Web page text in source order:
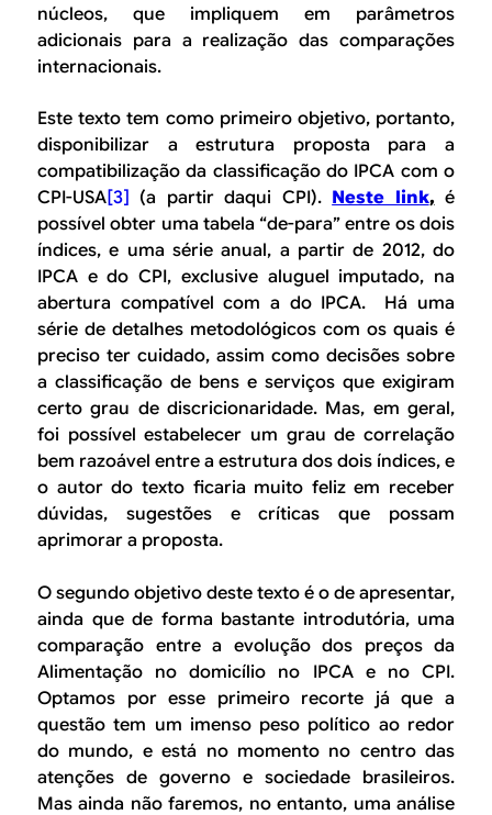
núcleos, que impliquem em parâmetros
adicionais para a realização das comparações
internacionais.
Este texto tem como primeiro objetivo, portanto,
disponibilizar a estrutura proposta para a
compatibilização da classificação do IPCA com o
CPI-USA[3] (a partir daqui CPI). Neste link, é
possível obter uma tabela “de-para” entre os dois
índices, e uma série anual, a partir de 2012, do
IPCA e do CPI, exclusive aluguel imputado, na
abertura compatível com a do IPCA. Há uma
série de detalhes metodológicos com os quais é
preciso ter cuidado, assim como decisões sobre
a classificação de bens e serviços que exigiram
certo grau de discricionaridade. Mas, em geral,
foi possível estabelecer um grau de correlação
bem razoável entre a estrutura dos dois índices, e
o autor do texto ficaria muito feliz em receber
dúvidas, sugestões e críticas que possam
aprimorar a proposta.
O segundo objetivo deste texto é o de apresentar,
ainda que de forma bastante introdutória, uma
comparação entre a evolução dos preços da
Alimentação no domicílio no IPCA e no CPI.
Optamos por esse primeiro recorte já que a
questão tem um imenso peso político ao redor
do mundo, e está no momento no centro das
atenções de governo e sociedade brasileiros.
Mas ainda não faremos, no entanto, uma análise